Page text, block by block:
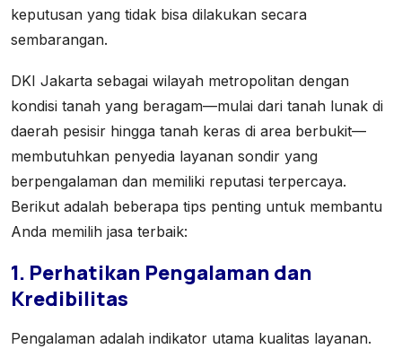
keputusan yang tidak bisa dilakukan secara
sembarangan.
DKI Jakarta sebagai wilayah metropolitan dengan
kondisi tanah yang beragam—mulai dari tanah lunak di
daerah pesisir hingga tanah keras di area berbukit—
membutuhkan penyedia layanan sondir yang
berpengalaman dan memiliki reputasi terpercaya.
Berikut adalah beberapa tips penting untuk membantu
Anda memilih jasa terbaik:
1. Perhatikan Pengalaman dan
Kredibilitas
Pengalaman adalah indikator utama kualitas layanan.